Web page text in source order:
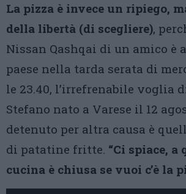
La pizza è invece un ripiego,
della libertà (di scegliere),
Nissan Qashqai di un amico è
paese nella tarda serata di
le 23.40, l’irrefrenabile voglia
Stefano nato a Varese il 12
detenuto per altra causa è
di patatine fritte. “Ci spiace, a
cucina è chiusa se vuoi c’è la